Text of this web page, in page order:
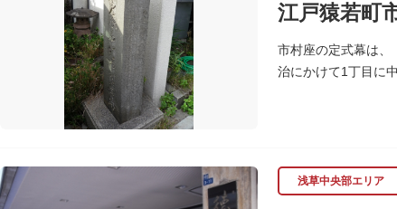
江戸猿若町
市村座の定式幕は、
治にかけて1丁目に
浅草中央部エリア